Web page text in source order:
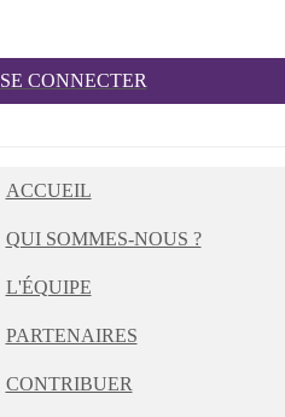
SE CONNECTER
ACCUEIL
QUI SOMMES-NOUS ?
L'ÉQUIPE
PARTENAIRES
CONTRIBUER